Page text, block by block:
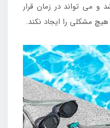
و می تواند در زمان قرار
مشکلی را ایجاد نکند.